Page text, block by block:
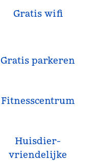
Gratis wifi
Gratis parkeren
Fitness­centrum
Huisdier­
vriendelijke